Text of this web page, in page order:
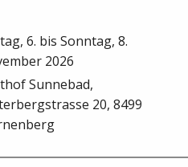
6. bis Sonntag, 8.
2026
Sunnebad,
20, 8499